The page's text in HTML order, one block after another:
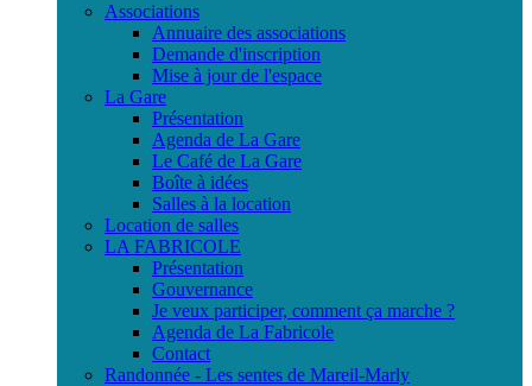
Associations
Annuaire des associations
Demande d'inscription
Mise à jour de l'espace
La Gare
Présentation
Agenda de La Gare
Le Café de La Gare
Boîte à idées
Salles à la location
Location de salles
LA FABRICOLE
Présentation
Gouvernance
Je veux participer, comment ça marche ?
Agenda de La Fabricole
Contact
Randonnée - Les sentes de Mareil-Marly